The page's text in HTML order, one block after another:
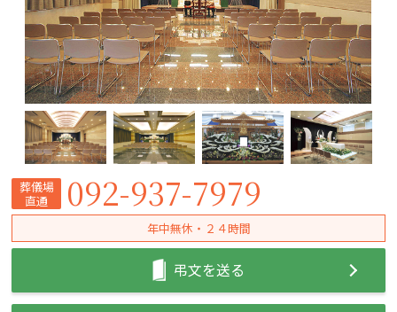
葬儀場
直通
092-937-7979
年中無休・２４時間
弔文を送る